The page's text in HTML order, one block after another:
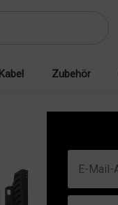
Kabel Zubehör